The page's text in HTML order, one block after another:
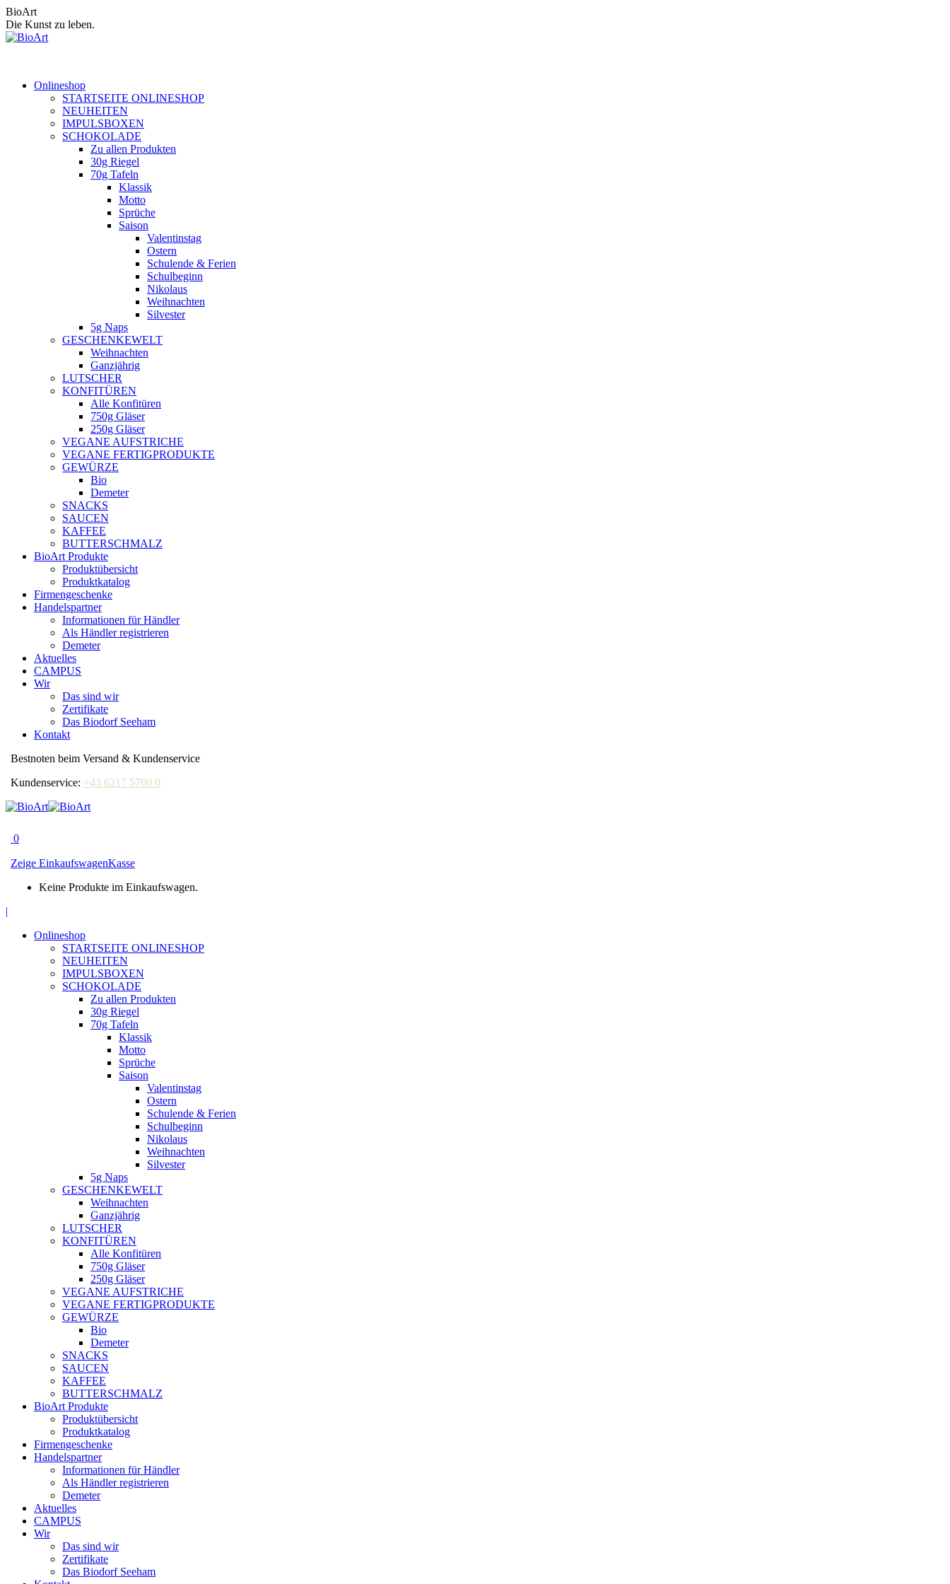
Zum
Inhalt
springen
BioArt
Die Kunst zu leben.
Onlineshop
STARTSEITE ONLINESHOP
NEUHEITEN
IMPULSBOXEN
SCHOKOLADE
Zu allen Produkten
30g Riegel
70g Tafeln
Klassik
Motto
Sprüche
Saison
Valentinstag
Ostern
Schulende & Ferien
Schulbeginn
Nikolaus
Weihnachten
Silvester
5g Naps
GESCHENKEWELT
Weihnachten
Ganzjährig
LUTSCHER
KONFITÜREN
Alle Konfitüren
750g Gläser
250g Gläser
VEGANE AUFSTRICHE
VEGANE FERTIGPRODUKTE
GEWÜRZE
Bio
Demeter
SNACKS
SAUCEN
KAFFEE
BUTTERSCHMALZ
BioArt Produkte
Produktübersicht
Produktkatalog
Firmengeschenke
Handelspartner
Informationen für Händler
Als Händler registrieren
Demeter
Aktuelles
CAMPUS
Wir
Das sind wir
Zertifikate
Das Biodorf Seeham
Kontakt
Bestnoten beim Versand & Kundenservice
Kundenservice: +43 6217 5700 0
0
Zeige EinkaufswagenKasse
Keine Produkte im Einkaufswagen.
opens
|
Onlineshop
STARTSEITE ONLINESHOP
NEUHEITEN
IMPULSBOXEN
SCHOKOLADE
Zu allen Produkten
30g Riegel
70g Tafeln
Klassik
Motto
Sprüche
Saison
Valentinstag
Ostern
Schulende & Ferien
Schulbeginn
Nikolaus
Weihnachten
Silvester
5g Naps
GESCHENKEWELT
Weihnachten
Ganzjährig
LUTSCHER
KONFITÜREN
Alle Konfitüren
750g Gläser
250g Gläser
VEGANE AUFSTRICHE
VEGANE FERTIGPRODUKTE
GEWÜRZE
Bio
Demeter
SNACKS
SAUCEN
KAFFEE
BUTTERSCHMALZ
BioArt Produkte
Produktübersicht
Produktkatalog
Firmengeschenke
Handelspartner
Informationen für Händler
Als Händler registrieren
Demeter
Aktuelles
CAMPUS
Wir
Das sind wir
Zertifikate
Das Biodorf Seeham